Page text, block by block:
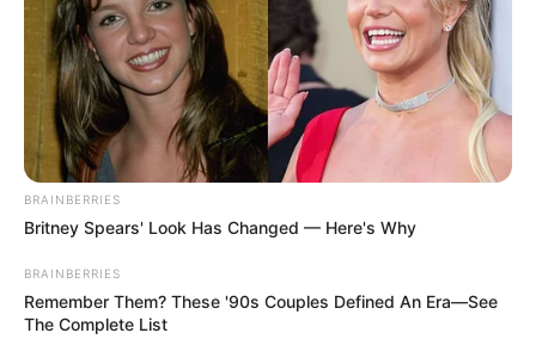
IBGE abre inscrições para 316
vagas de estágio em todo o Brasil
Bolsa-auxílio chega a R$ 1.125,69 para jornada de 30 horas
semanais; podem se inscrever estudantes do nível
superior.
BRAINBERRIES
Britney Spears' Look Has Changed — Here's Why
BRAINBERRIES
Remember Them? These '90s Couples Defined An Era—See
The Complete List